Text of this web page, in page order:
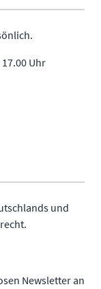
Uhr
und
Newsletter an